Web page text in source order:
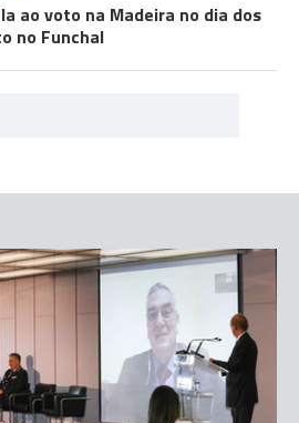
ao voto na Madeira no dia dos
no Funchal